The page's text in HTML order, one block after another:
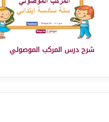
شرح درس المركب الموصولي